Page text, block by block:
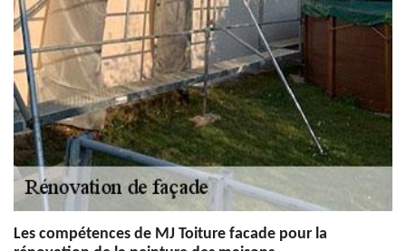
Les compétences de MJ Toiture facade pour la